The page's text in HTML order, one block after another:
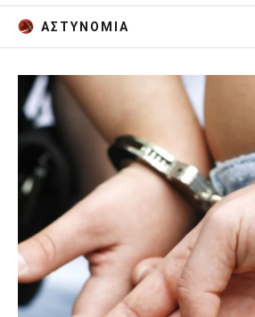
ΑΣΤΥΝΟΜΙΑ